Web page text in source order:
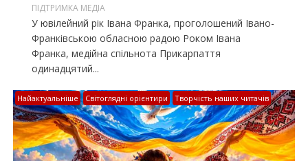
ПІДТРИМКА МЕДІА
У ювілейний рік Івана Франка, проголошений Івано-
Франківською обласною радою Роком Івана
Франка, медійна спільнота Прикарпаття
одинадцятий...
Найактуальніше Світоглядні орієнтири Творчість наших читачів